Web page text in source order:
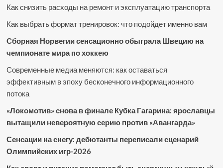
Как снизить расходы на ремонт и эксплуатацию транспорта
Как выбрать формат тренировок: что подойдет именно вам
Сборная Норвегии сенсационно обыграла Швецию на
чемпионате мира по хоккею
Современные медиа меняются: как оставаться
эффективным в эпоху бесконечного информационного
потока
«Локомотив» снова в финале Кубка Гагарина: ярославцы
вытащили невероятную серию против «Авангарда»
Сенсации на снегу: дебютанты переписали сценарий
Олимпийских игр-2026